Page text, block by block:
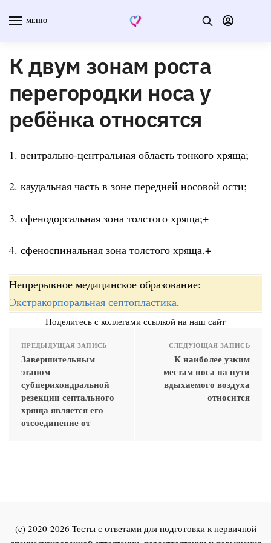
МЕНЮ
К двум зонам роста
перегородки носа у
ребёнка относятся
1. вентрально-центральная область тонкого хряща;
2. каудальная часть в зоне передней носовой ости;
3. сфенодорсальная зона толстого хряща;+
4. сфеноспинальная зона толстого хряща.+
Непрерывное медицинское образование:
Экстракорпоральная септопластика.
Поделитесь с коллегами ссылкой на наш сайт
ПРЕДЫДУЩАЯ ЗАПИСЬ
Завершительным
этапом
субперихондральной
резекции септального
хряща является его
отсоединение от
СЛЕДУЮЩАЯ ЗАПИСЬ
К наиболее узким
местам носа на пути
вдыхаемого воздуха
относится
(c) 2020-2026 Тесты с ответами для подготовки к первичной